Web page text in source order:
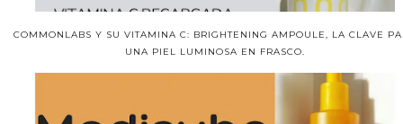
COMMONLABS Y SU VITAMINA C: BRIGHTENING AMPOULE, LA CLAVE
UNA PIEL LUMINOSA EN FRASCO.